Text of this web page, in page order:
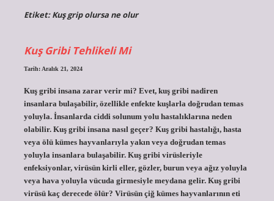
Etiket:Kuş grip olursa ne olur
Kuş Gribi Tehlikeli Mi
Tarih: Aralık 21, 2024
Kuş gribi insana zarar verir mi? Evet, kuş gribi nadiren
insanlara bulaşabilir, özellikle enfekte kuşlarla doğrudan temas
yoluyla. İnsanlarda ciddi solunum yolu hastalıklarına neden
olabilir. Kuş gribi insana nasıl geçer? Kuş gribi hastalığı, hasta
veya ölü kümes hayvanlarıyla yakın veya doğrudan temas
yoluyla insanlara bulaşabilir. Kuş gribi virüsleriyle
enfeksiyonlar, virüsün kirli eller, gözler, burun veya ağız yoluyla
veya hava yoluyla vücuda girmesiyle meydana gelir. Kuş gribi
virüsü kaç derecede ölür? Virüsün çiğ kümes hayvanlarının eti